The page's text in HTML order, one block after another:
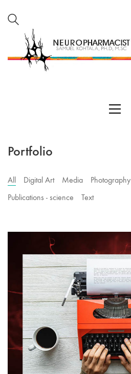
Portfolio
All Digital Art Media Photography
Publications - science
Text